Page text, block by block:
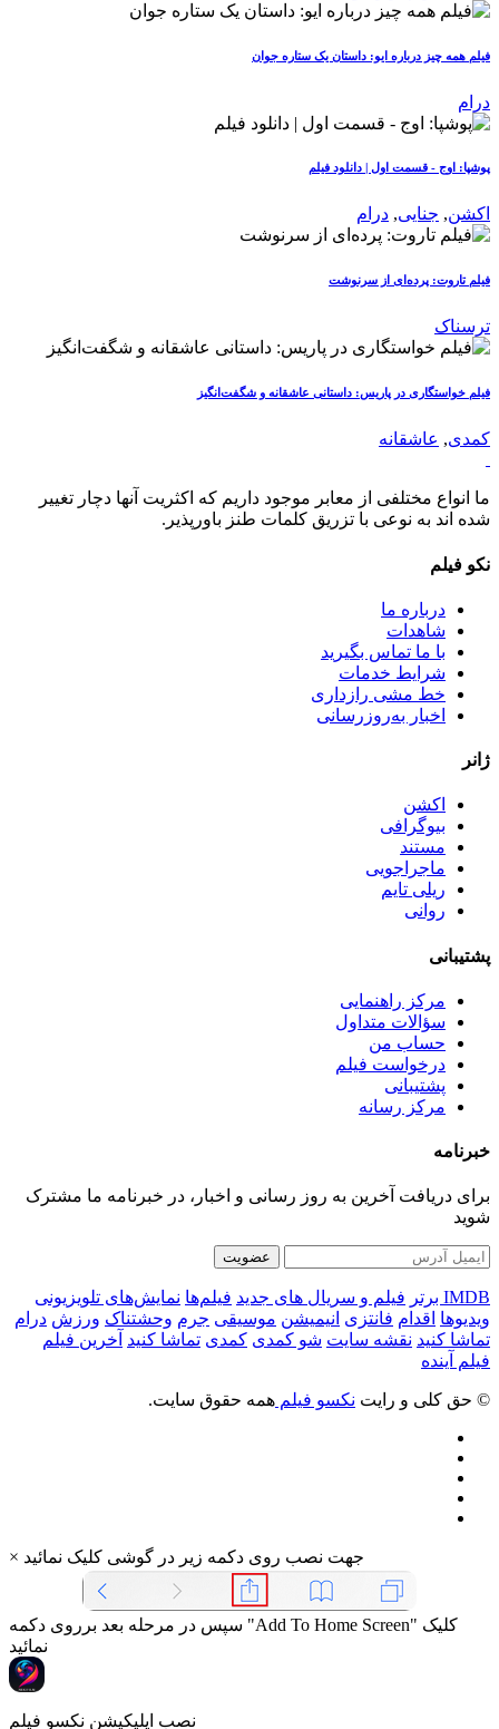
فیلم همه چیز درباره ایو: داستان یک ستاره جوان
درام
پوشپا: اوج - قسمت اول | دانلود فیلم
اکشن, جنایی, درام
فیلم تاروت: پرده‌ای از سرنوشت
ترسناک
فیلم خواستگاری در پاریس: داستانی عاشقانه و شگفت‌انگیز
کمدی, عاشقانه
ما انواع مختلفی از معابر موجود داریم که اکثریت آنها دچار تغییر
شده اند به نوعی با تزریق کلمات طنز باورپذیر.
نکو فیلم
درباره ما
شاهدات
با ما تماس بگیرید
شرایط خدمات
خط مشی رازداری
اخبار به‌روزرسانی
ژانر
اکشن
بیوگرافی
مستند
ماجراجویی
ریلی تایم
روانی
پشتیبانی
مرکز راهنمایی
سؤالات متداول
حساب من
درخواست فیلم
پشتیبانی
مرکز رسانه
خبرنامه
برای دریافت آخرین به روز رسانی و اخبار، در خبرنامه ما مشترک
شوید
عضویت
IMDB برتر فیلم و سریال های جدید فیلم‌ها نمایش‌های تلویزیونی
ویدیوها اقدام فانتزی انیمیشن موسیقی جرم وحشتناک ورزش درام
تماشا کنید نقشه سایت شو کمدی کمدی تماشا کنید آخرین فیلم
فیلم آینده
© حق کلی و رایت نکسو فیلم همه حقوق سایت.
× جهت نصب روی دکمه زیر در گوشی کلیک نمائید
سپس در مرحله بعد برروی دکمه "Add To Home Screen" کلیک
نمائید
نصب اپلیکیشن نکسو فیلم